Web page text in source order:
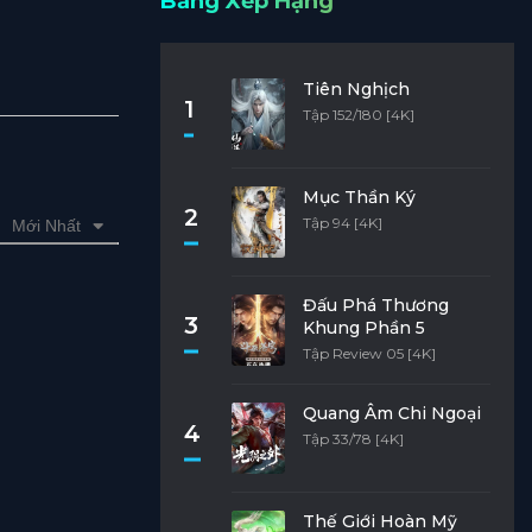
Mới Nhất
1
Tiên Nghịch
Tập 152/180 [4K]
2
Mục Thần Ký
Tập 94 [4K]
3
Đấu Phá Thương
Khung Phần 5
Tập Review 05 [4K]
4
Quang Âm Chi Ngoại
Tập 33/78 [4K]
Thế Giới Hoàn Mỹ